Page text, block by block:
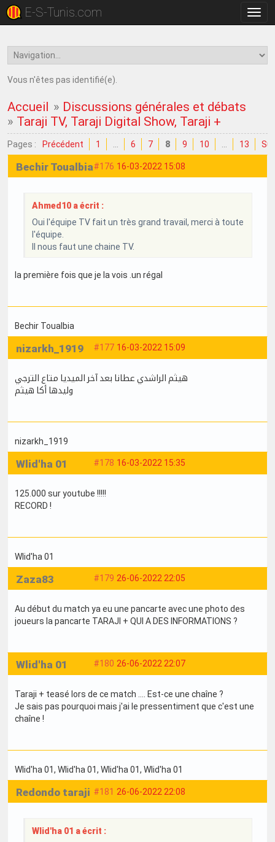
la
E-S-Tunis.com
Vous n'êtes pas identifié(e).
Accueil » Discussions générales et débats
» Taraji TV, Taraji Digital Show, Taraji +
Pages : Précédent 1 6 7 8 9 10 13
#176 16-03-2022 15:08
Bechir Toualbia
Ahmed10 a écrit :
Oui l'équipe TV fait un très grand travail, merci à toute
l'équipe.
Il nous faut une chaine TV.
la première fois que je la vois .un régal
Bechir Toualbia
#177 16-03-2022 15:09
nizarkh_1919
هيثم الراشدي عطانا بعد آخر الميديا متاع الترجي
وليدها أكا هيثم
nizarkh_1919
#178 16-03-2022 15:35
Wlid'ha 01
125.000 sur youtube !!!!!
RECORD !
Wlid'ha 01
#179 26-06-2022 22:05
Zaza83
Au début du match ya eu une pancarte avec une photo des
joueurs la pancarte TARAJI + QUI A DES INFORMATIONS ?
#180 26-06-2022 22:07
Wlid'ha 01
Taraji + teasé lors de ce match .... Est-ce une chaîne ?
Je sais pas pourquoi mais j'ai le pressentiment que c'est une
chaîne !
Wlid'ha 01, Wlid'ha 01, Wlid'ha 01, Wlid'ha 01
#181 26-06-2022 22:08
Redondo taraji
Wlid'ha 01 a écrit :